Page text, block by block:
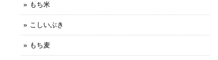
もち米
こしいぶき
もち麦